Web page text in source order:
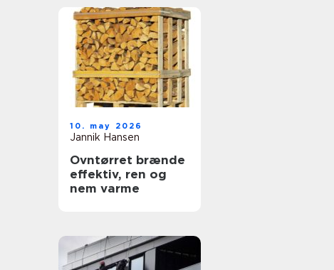
10. may 2026
Jannik Hansen
Ovntørret brænde
effektiv, ren og
nem varme